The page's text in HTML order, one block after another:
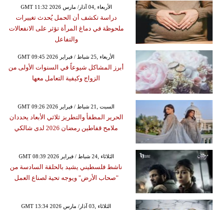
GMT 11:32 2026 الأربعاء ,04 آذار/ مارس
دراسة تكشف أن الحمل يُحدث تغييرات
ملحوظة في دماغ المرأة تؤثر على الانفعالات
والتفاعل
GMT 09:45 2026 الأربعاء ,25 شباط / فبراير
أبرز المشاكل شيوعاً في السنوات الأولى من
الزواج وكيفية التعامل معها
GMT 09:26 2026 السبت ,21 شباط / فبراير
الحرير المطفأ والتطريز ثلاثي الأبعاد يحددان
ملامح قفاطين رمضان 2026 لدى شالكي
GMT 08:39 2026 الثلاثاء ,24 شباط / فبراير
ناشط فلسطيني يشيد بالحلقة السادسة من
"صحاب الأرض" ويوجه تحية لصناع العمل
GMT 13:34 2026 الثلاثاء ,03 آذار/ مارس